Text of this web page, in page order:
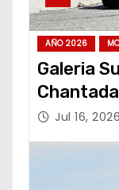
AÑO 2026
Galeria
Jul 16, 2026